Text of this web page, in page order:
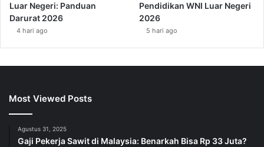
Luar Negeri: Panduan
Darurat 2026
4 hari ago
Pendidikan WNI Luar Negeri
2026
5 hari ago
Most Viewed Posts
Agustus 31, 2025
Gaji Pekerja Sawit di Malaysia: Benarkah Bisa Rp 33 Juta?